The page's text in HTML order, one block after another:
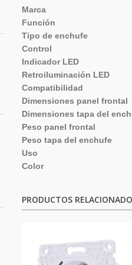
Marca
Función
Tipo de enchufe
Control
Indicador LED
Retroiluminación LED
Compatibilidad
Dimensiones panel frontal
Dimensiones tapa del
Peso panel frontal
Peso tapa del enchufe
Uso
Color
PRODUCTOS